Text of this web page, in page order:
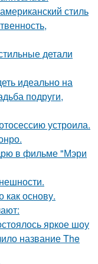
стиль
детали
идеально на
подруги,
устроила.
в фильме "Мэри
как основу.
яркое шоу
название The